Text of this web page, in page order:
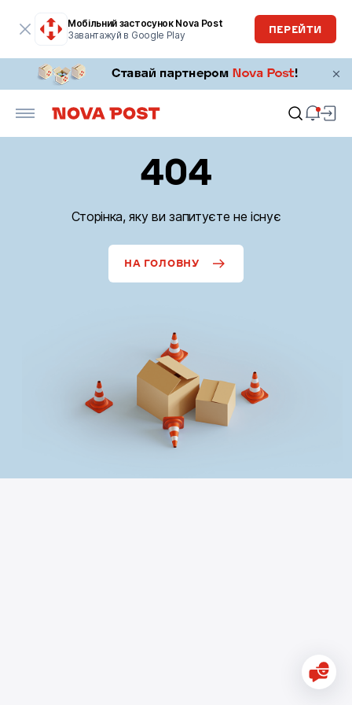
Мобільний застосунок Nova Post
Завантажуй в Google Play
ПЕРЕЙТИ
404
Сторінка, яку ви запитуєте не існує
НА ГОЛОВНУ